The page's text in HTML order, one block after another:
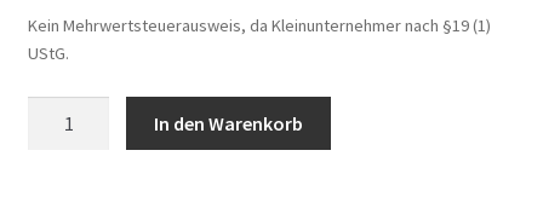
Kein Mehrwertsteuerausweis, da Kleinunternehmer nach §19 (1)
UStG.
In den Warenkorb